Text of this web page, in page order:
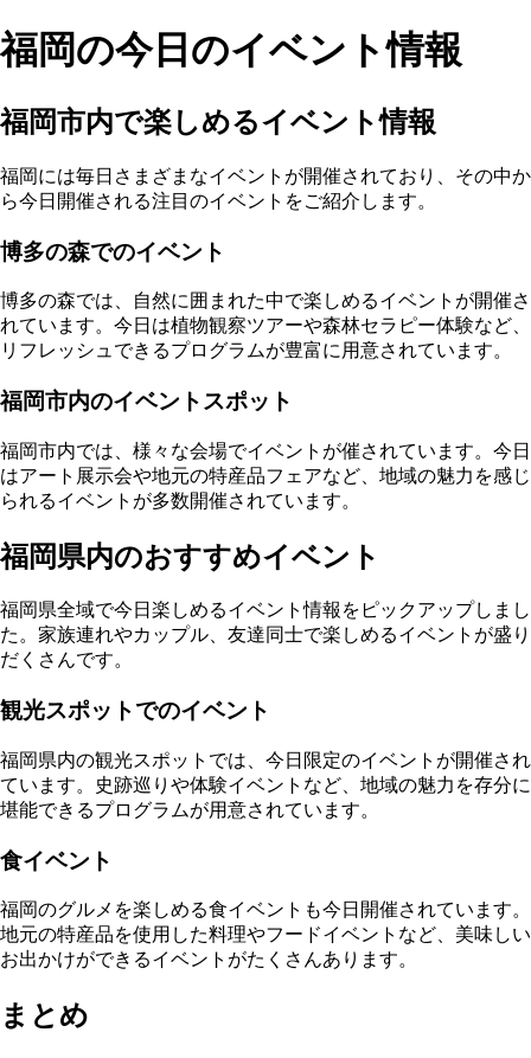
福岡の今日のイベント情報
福岡市内で楽しめるイベント情報
福岡には毎日さまざまなイベントが開催されており、その中か
ら今日開催される注目のイベントをご紹介します。
博多の森でのイベント
博多の森では、自然に囲まれた中で楽しめるイベントが開催さ
れています。今日は植物観察ツアーや森林セラピー体験など、
リフレッシュできるプログラムが豊富に用意されています。
福岡市内のイベントスポット
福岡市内では、様々な会場でイベントが催されています。今日
はアート展示会や地元の特産品フェアなど、地域の魅力を感じ
られるイベントが多数開催されています。
福岡県内のおすすめイベント
福岡県全域で今日楽しめるイベント情報をピックアップしまし
た。家族連れやカップル、友達同士で楽しめるイベントが盛り
だくさんです。
観光スポットでのイベント
福岡県内の観光スポットでは、今日限定のイベントが開催され
ています。史跡巡りや体験イベントなど、地域の魅力を存分に
堪能できるプログラムが用意されています。
食イベント
福岡のグルメを楽しめる食イベントも今日開催されています。
地元の特産品を使用した料理やフードイベントなど、美味しい
お出かけができるイベントがたくさんあります。
まとめ